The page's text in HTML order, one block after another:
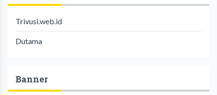
Trivusi.web.id
Dutama
Banner